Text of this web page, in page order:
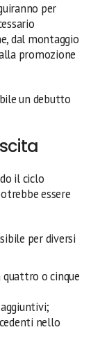
per
dal montaggio
promozione
un debutto
il ciclo
essere
per diversi
o cinque
nello